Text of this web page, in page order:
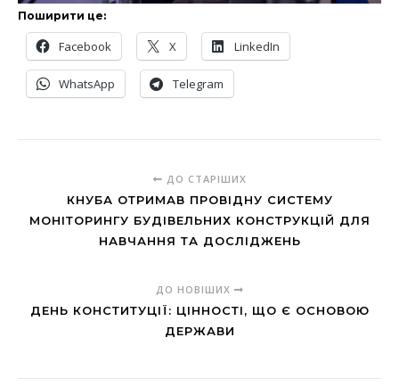
Поширити це:
Facebook X LinkedIn
WhatsApp Telegram
ДО СТАРІШИХ
КНУБА ОТРИМАВ ПРОВІДНУ СИСТЕМУ
МОНІТОРИНГУ БУДІВЕЛЬНИХ КОНСТРУКЦІЙ ДЛЯ
НАВЧАННЯ ТА ДОСЛІДЖЕНЬ
ДО НОВІШИХ
ДЕНЬ КОНСТИТУЦІЇ: ЦІННОСТІ, ЩО Є ОСНОВОЮ
ДЕРЖАВИ